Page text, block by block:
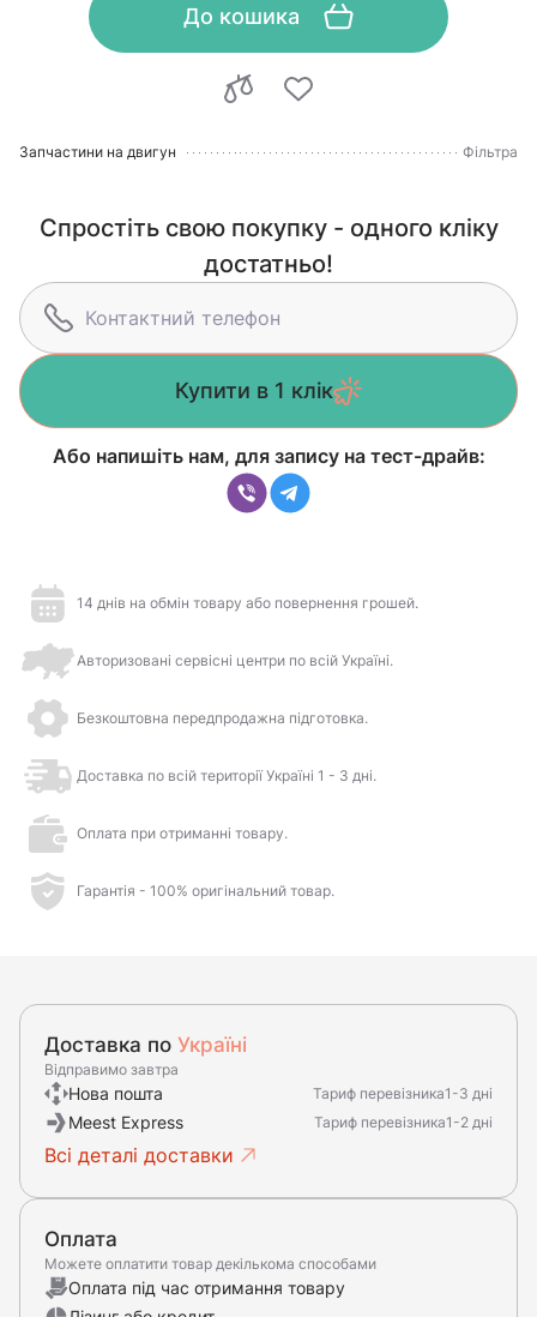
До кошика
Запчастини на двигун Фільтра
Спростіть свою покупку - одного кліку
достатньо!
Купити в 1 клік
Або напишіть нам, для запису на тест-драйв:
14 днів на обмін товару або повернення грошей.
Авторизовані сервісні центри по всій Україні.
Безкоштовна передпродажна підготовка.
Доставка по всій території Україні 1 - 3 дні.
Оплата при отриманні товару.
Гарантія - 100% оригінальний товар.
Доставка по Україні
Відправимо завтра
Нова пошта Тариф перевізника1-3 дні
Meest Express Тариф перевізника1-2 дні
Всі деталі доставки
Оплата
Можете оплатити товар декількома способами
Оплата під час отримання товару